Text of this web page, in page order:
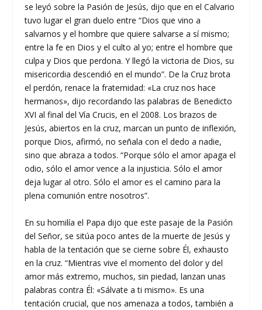
se leyó sobre la Pasión de Jesús, dijo que en el Calvario
tuvo lugar el gran duelo entre “Dios que vino a
salvarnos y el hombre que quiere salvarse a sí mismo;
entre la fe en Dios y el culto al yo; entre el hombre que
culpa y Dios que perdona. Y llegó la victoria de Dios, su
misericordia descendió en el mundo”. De la Cruz brota
el perdón, renace la fraternidad: «La cruz nos hace
hermanos», dijo recordando las palabras de Benedicto
XVI al final del Vía Crucis, en el 2008. Los brazos de
Jesús, abiertos en la cruz, marcan un punto de inflexión,
porque Dios, afirmó, no señala con el dedo a nadie,
sino que abraza a todos. “Porque sólo el amor apaga el
odio, sólo el amor vence a la injusticia. Sólo el amor
deja lugar al otro. Sólo el amor es el camino para la
plena comunión entre nosotros”.
En su homilía el Papa dijo que este pasaje de la Pasión
del Señor, se sitúa poco antes de la muerte de Jesús y
habla de la tentación que se cierne sobre Él, exhausto
en la cruz. “Mientras vive el momento del dolor y del
amor más extremo, muchos, sin piedad, lanzan unas
palabras contra Él: «Sálvate a ti mismo». Es una
tentación crucial, que nos amenaza a todos, también a